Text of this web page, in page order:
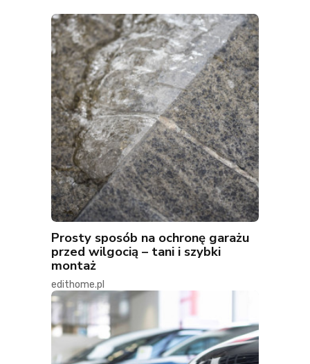
Prosty sposób na ochronę garażu
przed wilgocią – tani i szybki
montaż
edithome.pl